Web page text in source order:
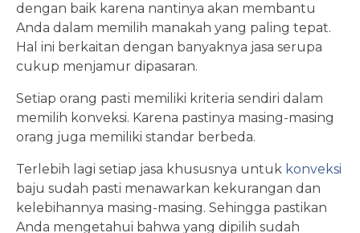
dengan baik karena nantinya akan membantu
Anda dalam memilih manakah yang paling tepat.
Hal ini berkaitan dengan banyaknya jasa serupa
cukup menjamur dipasaran.
Setiap orang pasti memiliki kriteria sendiri dalam
memilih konveksi. Karena pastinya masing-masing
orang juga memiliki standar berbeda.
Terlebih lagi setiap jasa khususnya untuk konveksi
baju sudah pasti menawarkan kekurangan dan
kelebihannya masing-masing. Sehingga pastikan
Anda mengetahui bahwa yang dipilih sudah